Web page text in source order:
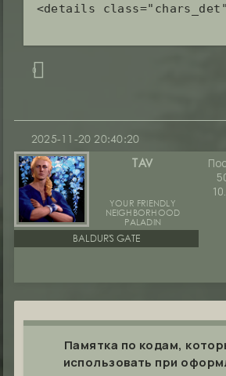
<details
0
2025-11-20 20:40:20
TAV
YOUR FRIENDLY
NEIGHBORHOOD
PALADIN
BALDUR'S GATE
Памятка по кодам,
использовать при